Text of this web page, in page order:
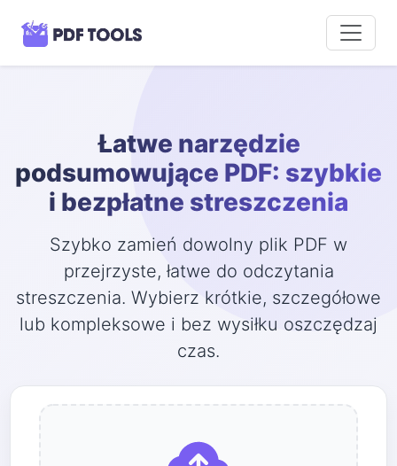
Łatwe narzędzie
podsumowujące PDF: szybkie
i bezpłatne streszczenia
Szybko zamień dowolny plik PDF w
przejrzyste, łatwe do odczytania
streszczenia. Wybierz krótkie, szczegółowe
lub kompleksowe i bez wysiłku oszczędzaj
czas.